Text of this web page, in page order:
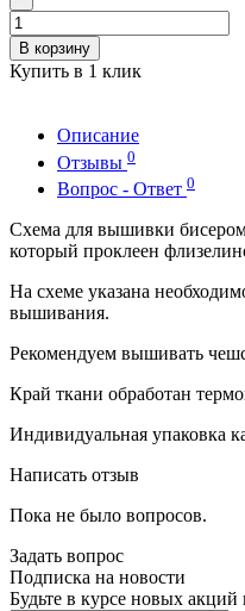
В корзину
Купить в 1 клик
Описание
Отзывы 0
Вопрос - Ответ 0
Схема для вышивки
который проклеен
На схеме указана
вышивания.
Рекомендуем вышивать
Край ткани обработан
Индивидуальная упаковка
Написать отзыв
Пока не было вопросов.
Задать вопрос
Подписка на новости
Будьте в курсе новых